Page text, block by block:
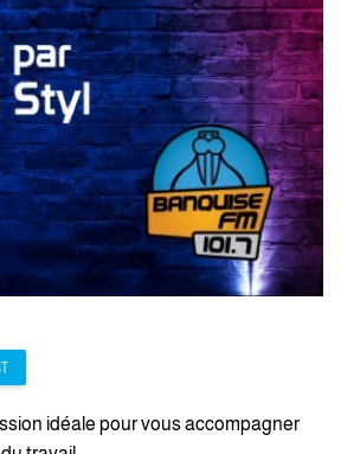
idéale pour vous accompagner